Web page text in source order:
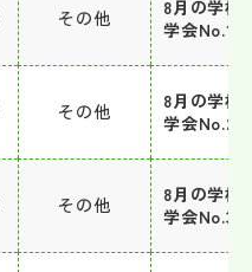
その他
8月の学校
学会No.1
その他
8月の学校
学会No.2
その他
8月の学校
学会No.3